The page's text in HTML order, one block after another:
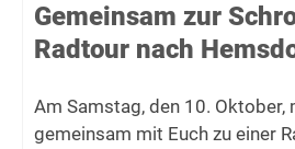
Gemeinsam zur
Radtour nach
Am Samstag, den 10. Oktober,
gemeinsam mit Euch zu einer